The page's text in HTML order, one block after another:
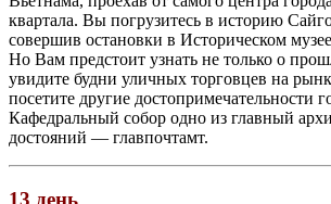
квартала. Вы погрузитесь в историю
совершив остановки в Историческом
Но Вам предстоит узнать не только о
увидите будни уличных торговцев на
посетите другие достопримечательности
Кафедральный собор одно из главный
достояний — главпочтамт.
13 день